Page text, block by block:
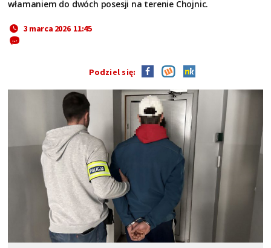
włamaniem do dwóch posesji na terenie Chojnic.
3 marca 2026 11:45
Podziel się: